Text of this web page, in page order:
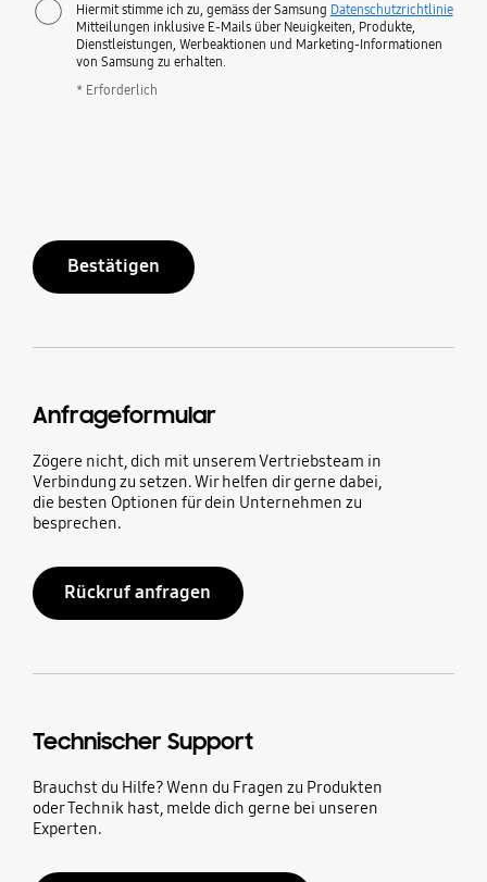
Hiermit stimme ich zu, gemäss der Samsung Datenschutzrichtlinie
Mitteilungen inklusive E-Mails über Neuigkeiten, Produkte,
Dienstleistungen, Werbeaktionen und Marketing-Informationen
von Samsung zu erhalten.
* Erforderlich
Bestätigen
Anfrageformular
Zögere nicht, dich mit unserem Vertriebsteam in
Verbindung zu setzen. Wir helfen dir gerne dabei,
die besten Optionen für dein Unternehmen zu
besprechen.
Rückruf anfragen
Technischer Support
Brauchst du Hilfe? Wenn du Fragen zu Produkten
oder Technik hast, melde dich gerne bei unseren
Experten.